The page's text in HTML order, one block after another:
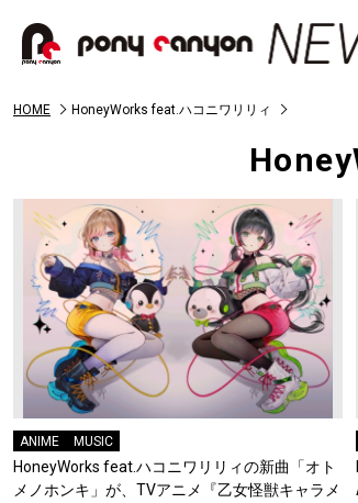
HOME HoneyWorks feat.ハコニワリリィ
ANIME MUSIC
HoneyWorks feat.ハコニワリリィの新曲「オト
メノホンキ」が、TVアニメ『乙女怪獣キャラメ